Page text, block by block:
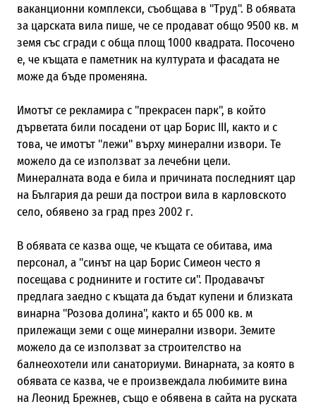
ваканционни комплекси, съобщава в "Труд". В обявата
за царската вила пише, че се продават общо 9500 кв. м
земя със сгради с обща площ 1000 квадрата. Посочено
е, че къщата е паметник на културата и фасадата не
може да бъде променяна.
Имотът се рекламира с "прекрасен парк", в който
дърветата били посадени от цар Борис III, както и с
това, че имотът "лежи" върху минерални извори. Те
можело да се използват за лечебни цели.
Минералната вода е била и причината последният цар
на България да реши да построи вила в карловското
село, обявено за град през 2002 г.
В обявата се казва още, че къщата се обитава, има
персонал, а "синът на цар Борис Симеон често я
посещава с роднините и гостите си". Продавачът
предлага заедно с къщата да бъдат купени и близката
винарна "Розова долина", както и 65 000 кв. м
прилежащи земи с още минерални извори. Земите
можело да се използват за строителство на
балнеохотели или санаториуми. Винарната, за която в
обявата се казва, че е произвеждала любимите вина
на Леонид Брежнев, също е обявена в сайта на руската